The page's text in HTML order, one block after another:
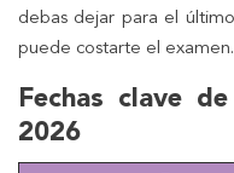
debas dejar para el
puede costarte el examen.
Fechas clave
2026